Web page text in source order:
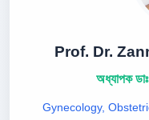
Prof. Dr.
অধ্যাপক
Gynecology,